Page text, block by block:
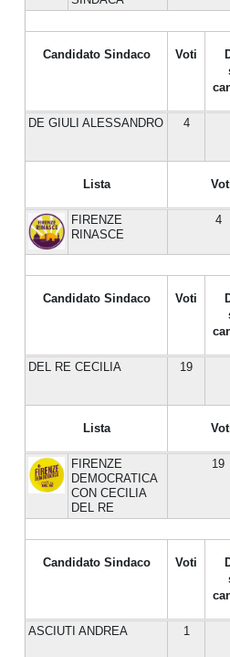
Candidato Sindaco Voti
DE GIULI ALESSANDRO 4
Lista
FIRENZE
RINASCE
4
Candidato Sindaco Voti
DEL RE CECILIA 19
Lista
FIRENZE
DEMOCRATICA
CON CECILIA
DEL RE
19
Candidato Sindaco Voti
ASCIUTI ANDREA 1